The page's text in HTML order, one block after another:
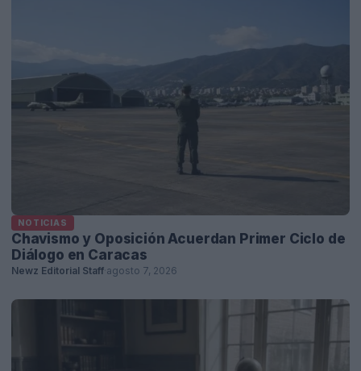
NOTICIAS
Chavismo y Oposición Acuerdan Primer Ciclo de
Diálogo en Caracas
Newz Editorial Staff agosto 7, 2026